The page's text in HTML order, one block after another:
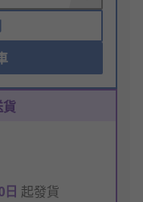
貨
起發貨